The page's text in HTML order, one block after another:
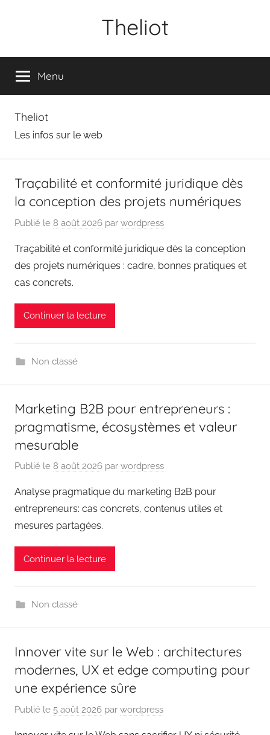
Theliot
Menu
Theliot
Les infos sur le web
Traçabilité et conformité juridique dès
la conception des projets numériques
Publié le 8 août 2026 par wordpress
Traçabilité et conformité juridique dès la conception
des projets numériques : cadre, bonnes pratiques et
cas concrets.
Continuer la lecture
Non classé
Marketing B2B pour entrepreneurs :
pragmatisme, écosystèmes et valeur
mesurable
Publié le 8 août 2026 par wordpress
Analyse pragmatique du marketing B2B pour
entrepreneurs: cas concrets, contenus utiles et
mesures partagées.
Continuer la lecture
Non classé
Innover vite sur le Web : architectures
modernes, UX et edge computing pour
une expérience sûre
Publié le 5 août 2026 par wordpress